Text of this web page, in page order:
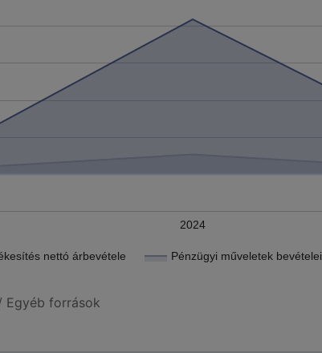
nettó árbevétele Pénzügyi műveletek bevételei
2024
Egyéb források